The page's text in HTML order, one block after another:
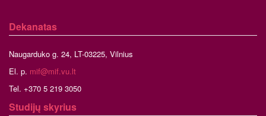
Dekanatas
Naugarduko g. 24, LT-03225, Vilnius
El. p. mif@mif.vu.lt
Tel. +370 5 219 3050
Studijų skyrius